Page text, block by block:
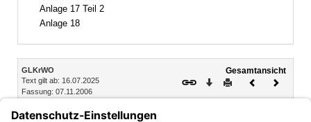
Anlage 17 Teil 2
Anlage 18
Inhalt
GLKrWO
Text gilt ab: 16.07.2025
Fassung: 07.11.2006
Gesamtansicht
Download
DruckenVorheriges
Anlage 14 Teil 2 (zu § 51 GLKrWO)